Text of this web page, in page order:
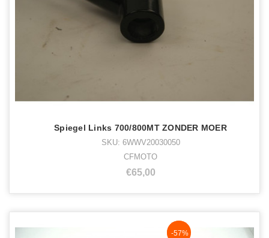
Spiegel Links 700/800MT ZONDER MOER
SKU: 6WWV20030050
CFMOTO
€65,00
NaN%
-57%